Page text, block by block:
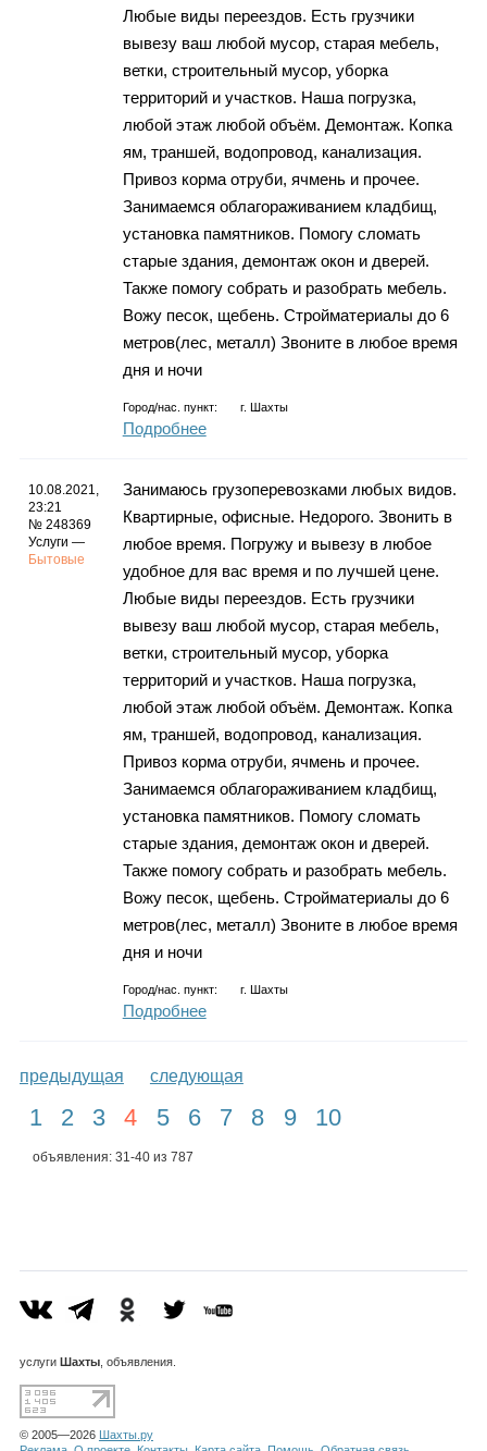
Любые виды переездов. Есть грузчики
вывезу ваш любой мусор, старая мебель,
ветки, строительный мусор, уборка
территорий и участков. Наша погрузка,
любой этаж любой объём. Демонтаж. Копка
ям, траншей, водопровод, канализация.
Привоз корма отруби, ячмень и прочее.
Занимаемся облагораживанием кладбищ,
установка памятников. Помогу сломать
старые здания, демонтаж окон и дверей.
Также помогу собрать и разобрать мебель.
Вожу песок, щебень. Стройматериалы до 6
метров(лес, металл) Звоните в любое время
дня и ночи
Город/нас. пункт: г. Шахты
Подробнее
10.08.2021,
23:21
№ 248369
Услуги —
Бытовые
Занимаюсь грузоперевозками любых видов.
Квартирные, офисные. Недорого. Звонить в
любое время. Погружу и вывезу в любое
удобное для вас время и по лучшей цене.
Любые виды переездов. Есть грузчики
вывезу ваш любой мусор, старая мебель,
ветки, строительный мусор, уборка
территорий и участков. Наша погрузка,
любой этаж любой объём. Демонтаж. Копка
ям, траншей, водопровод, канализация.
Привоз корма отруби, ячмень и прочее.
Занимаемся облагораживанием кладбищ,
установка памятников. Помогу сломать
старые здания, демонтаж окон и дверей.
Также помогу собрать и разобрать мебель.
Вожу песок, щебень. Стройматериалы до 6
метров(лес, металл) Звоните в любое время
дня и ночи
Город/нас. пункт: г. Шахты
Подробнее
предыдущая следующая
1 2 3 4 5 6 7 8 9 10
объявления: 31-40 из 787
услуги Шахты, объявления.
© 2005—2026 Шахты.ру